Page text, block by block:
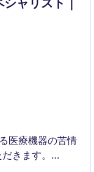
ャリスト｜
医療機器の苦情
きます。